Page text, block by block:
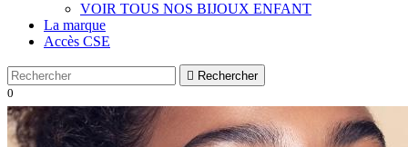
VOIR TOUS NOS BIJOUX ENFANT
La marque
Accès CSE
 Rechercher
0